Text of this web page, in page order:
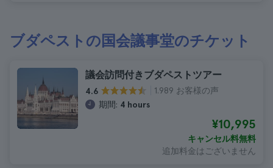
ブダペストの国会議事堂のチケット
議会訪問付きブダペストツアー
4.6
1.989 お客様の声
期間: 4 hours
¥10,995
キャンセル料無料
追加料金はございません